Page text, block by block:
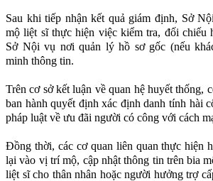
Sau khi tiếp nhận kết quả giám định, Sở
mộ liệt sĩ thực hiện việc kiểm tra, đối chiếu
Sở Nội vụ nơi quản lý hồ sơ gốc (nếu
minh thông tin.
Trên cơ sở kết luận về quan hệ huyết thống,
ban hành quyết định xác định danh tính hài
pháp luật về ưu đãi người có công với cách
Đồng thời, các cơ quan liên quan thực hiện
lại vào vị trí mộ, cập nhật thông tin trên bia
liệt sĩ cho thân nhân hoặc người hưởng trợ